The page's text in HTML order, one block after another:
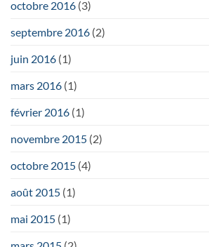
octobre 2016 (3)
septembre 2016 (2)
juin 2016 (1)
mars 2016 (1)
février 2016 (1)
novembre 2015 (2)
octobre 2015 (4)
août 2015 (1)
mai 2015 (1)